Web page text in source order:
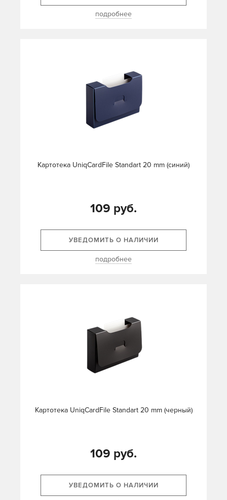
подробнее
Картотека UniqCardFile Standart 20 mm (синий)
109 руб.
УВЕДОМИТЬ О НАЛИЧИИ
подробнее
Картотека UniqCardFile Standart 20 mm (черный)
109 руб.
УВЕДОМИТЬ О НАЛИЧИИ